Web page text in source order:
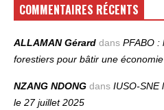
COMMENTAIRES RÉCENTS
ALLAMAN Gérard dans PFABO :
forestiers pour bâtir une
NZANG NDONG dans IUSO‑SNE
le 27 juillet 2025